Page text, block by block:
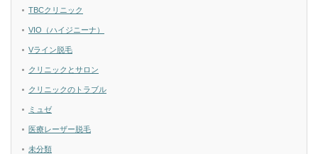
TBCクリニック
VIO（ハイジニーナ）
Vライン脱毛
クリニックとサロン
クリニックのトラブル
ミュゼ
医療レーザー脱毛
未分類